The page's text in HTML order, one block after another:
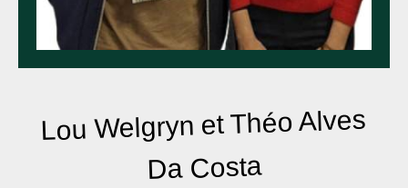
Lou Welgryn et Théo Alves
Da Costa